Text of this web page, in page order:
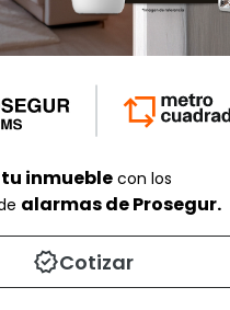
inmueblecon los
alarmas de Prosegur.
Cotizar